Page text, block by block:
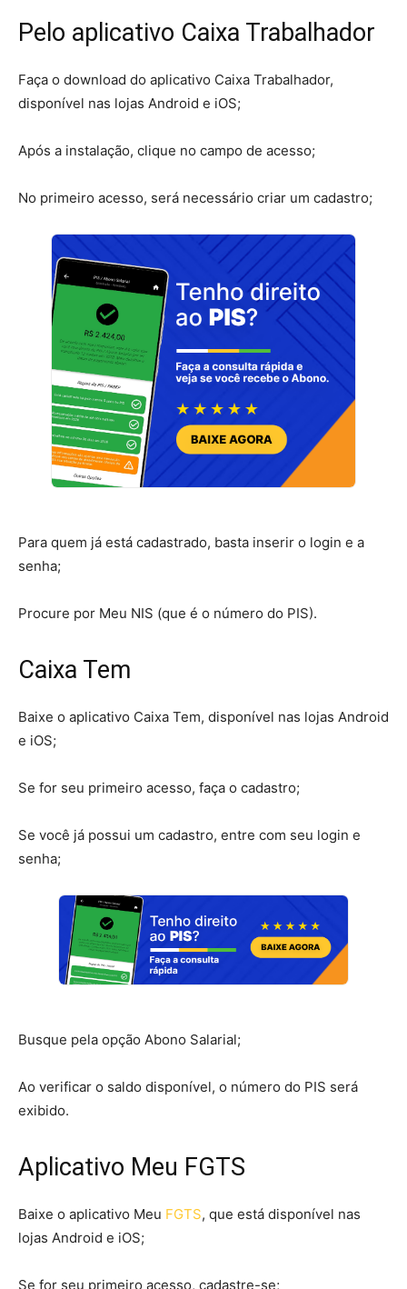
Pelo aplicativo Caixa Trabalhador
Faça o download do aplicativo Caixa Trabalhador,
disponível nas lojas Android e iOS;
Após a instalação, clique no campo de acesso;
No primeiro acesso, será necessário criar um cadastro;
Para quem já está cadastrado, basta inserir o login e a
senha;
Procure por Meu NIS (que é o número do PIS).
Caixa Tem
Baixe o aplicativo Caixa Tem, disponível nas lojas Android
e iOS;
Se for seu primeiro acesso, faça o cadastro;
Se você já possui um cadastro, entre com seu login e
senha;
Busque pela opção Abono Salarial;
Ao verificar o saldo disponível, o número do PIS será
exibido.
Aplicativo Meu FGTS
Baixe o aplicativo Meu FGTS, que está disponível nas
lojas Android e iOS;
Se for seu primeiro acesso, cadastre-se;